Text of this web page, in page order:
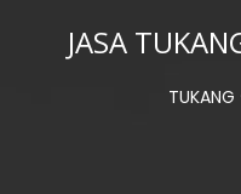
JASA
TUKANG